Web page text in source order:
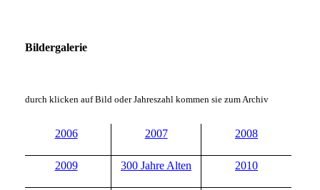
Bildergalerie
durch klicken auf Bild oder Jahreszahl kommen sie zum Archiv
2006 2007 2008
2009 300 Jahre Alten 2010